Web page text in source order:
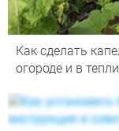
Как сделать
огороде и в